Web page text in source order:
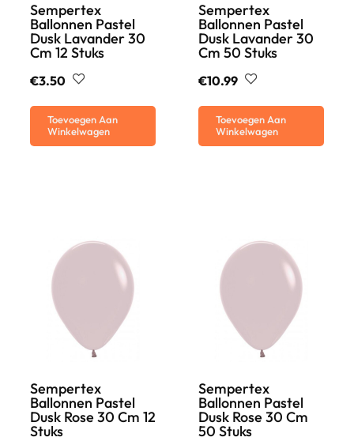
Sempertex
Ballonnen Pastel
Dusk Lavander 30
Cm 12 Stuks
€3.50
Toevoegen Aan
Winkelwagen
Sempertex
Ballonnen Pastel
Dusk Lavander 30
Cm 50 Stuks
€10.99
Toevoegen Aan
Winkelwagen
Sempertex
Ballonnen Pastel
Dusk Rose 30 Cm 12
Stuks
Sempertex
Ballonnen Pastel
Dusk Rose 30 Cm
50 Stuks